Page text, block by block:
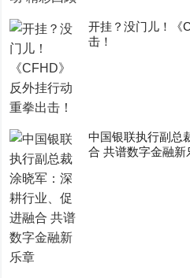
开挂？没门儿！《
击！
中国银联执行副总
合 共谱数字金融新